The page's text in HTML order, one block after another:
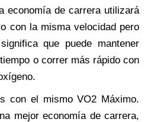
economía de carrera utilizará
con la misma velocidad pero
que puede mantener
o correr más rápido con
con el mismo VO2 Máximo.
mejor economía de carrera,